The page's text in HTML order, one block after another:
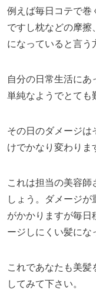
例えば毎日コテで巻
ですし枕などの摩擦
になっていると言う
自分の日常生活に
単純なようでとても
その日のダメージは
けでかなり変わりま
これは担当の美容師
しょう。ダメージ
がかかりますが毎日
ージしにくい髪にな
これであなたも美
してみて下さい。